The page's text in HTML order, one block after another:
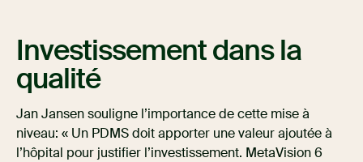
Investissement dans la
qualité
Jan Jansen souligne l’importance de cette mise à
niveau: « Un PDMS doit apporter une valeur ajoutée à
l’hôpital pour justifier l’investissement. MetaVision 6